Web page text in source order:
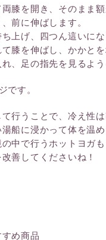
膝を開き、そのまま
前に伸ばします。
上げ、四つん這いにな
膝を伸ばし、かかとを
、足の指先を見るよう
です。
行うことで、冷え性は
船に浸かって体を温
中で行うホットヨガ
善してくださいね！
め商品